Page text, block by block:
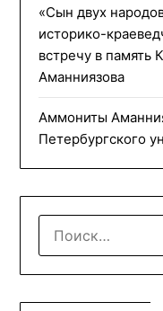
«Сын двух
историко-
встречу в память
Аманниязова
Аммониты
Петербургского